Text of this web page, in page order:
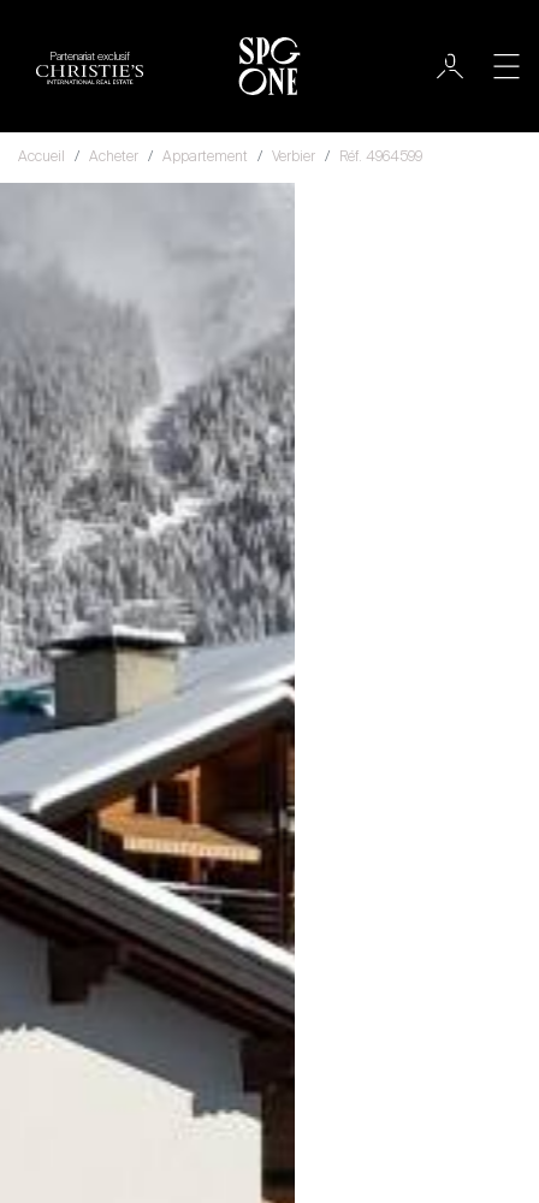
Partenariat exclusif
Accueil Acheter Appartement Verbier Réf. 4964599